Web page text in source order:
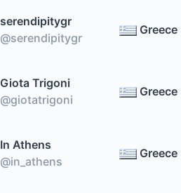
serendipitygr
@serendipitygr
Greece
Giota Trigoni
@giotatrigoni
Greece
In Athens
@in_athens
Greece